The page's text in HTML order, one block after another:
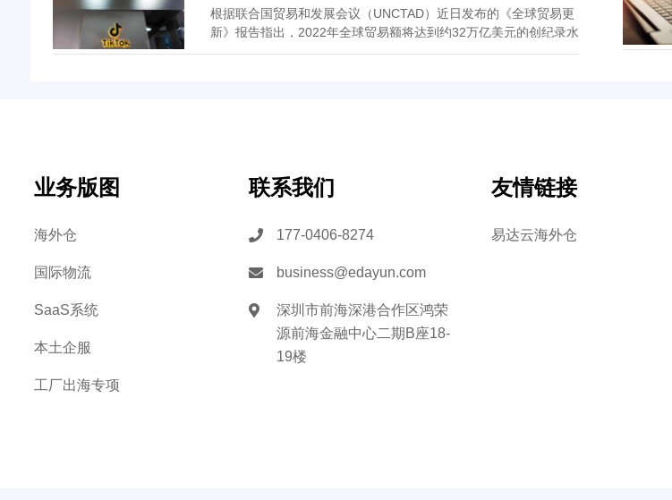
根据联合国贸易和发展会议（UNCTAD）近日发布的《全球贸易更
新》报告指出，2022年全球贸易额将达到约32万亿美元的创纪录水
平。货物贸易总额预计将达到近25万亿美元，比2021年增长约
业务版图
海外仓
国际物流
SaaS系统
本土企服
工厂出海专项
联系我们
177-0406-8274
business@edayun.com
深圳市前海深港合作区鸿荣
源前海金融中心二期B座18-
19楼
友情链接
易达云海外仓